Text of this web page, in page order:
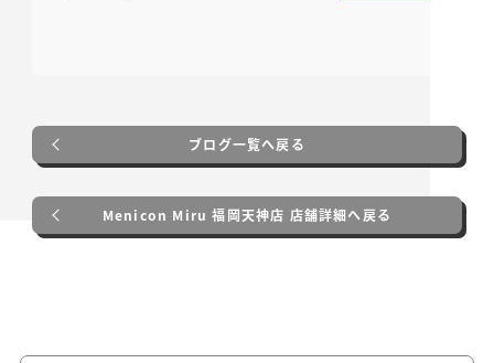
ブログ一覧へ戻る
Menicon Miru 福岡天神店 店舗詳細へ戻る